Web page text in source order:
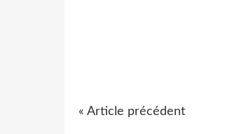
« Article précédent